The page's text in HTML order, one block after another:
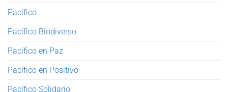
Pacífico
Pacífico Biodiverso
Pacífico en Paz
Pacífico en Positivo
Pacífico Solidario